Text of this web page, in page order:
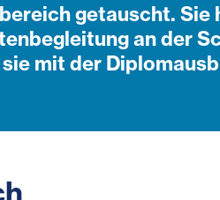
getauscht. Sie
an der
mit der